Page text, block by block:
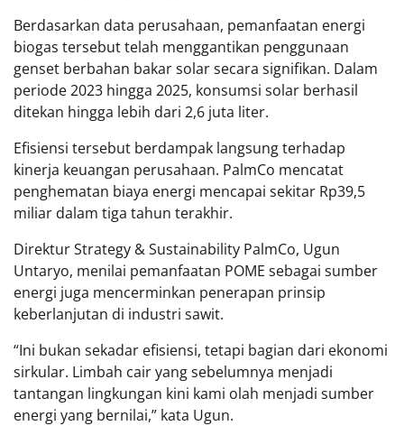
Berdasarkan data perusahaan, pemanfaatan energi
biogas tersebut telah menggantikan penggunaan
genset berbahan bakar solar secara signifikan. Dalam
periode 2023 hingga 2025, konsumsi solar berhasil
ditekan hingga lebih dari 2,6 juta liter.
Efisiensi tersebut berdampak langsung terhadap
kinerja keuangan perusahaan. PalmCo mencatat
penghematan biaya energi mencapai sekitar Rp39,5
miliar dalam tiga tahun terakhir.
Direktur Strategy & Sustainability PalmCo, Ugun
Untaryo, menilai pemanfaatan POME sebagai sumber
energi juga mencerminkan penerapan prinsip
keberlanjutan di industri sawit.
“Ini bukan sekadar efisiensi, tetapi bagian dari ekonomi
sirkular. Limbah cair yang sebelumnya menjadi
tantangan lingkungan kini kami olah menjadi sumber
energi yang bernilai,” kata Ugun.